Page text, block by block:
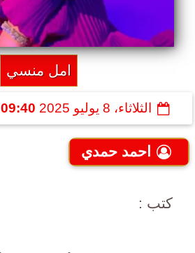
امل منسي
الثلاثاء، 8 يوليو 2025 09:40 مـ
احمد حمدي
كتب :